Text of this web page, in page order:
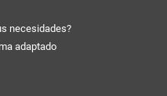
necesidades?
adaptado